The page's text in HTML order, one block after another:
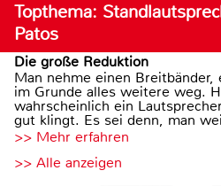
Topthema:
Patos
Die große Reduktion
Man nehme einen Breitbänder,
im Grunde alles weitere weg.
wahrscheinlich ein
gut klingt. Es sei denn, man
>> Mehr erfahren
>> Alle anzeigen